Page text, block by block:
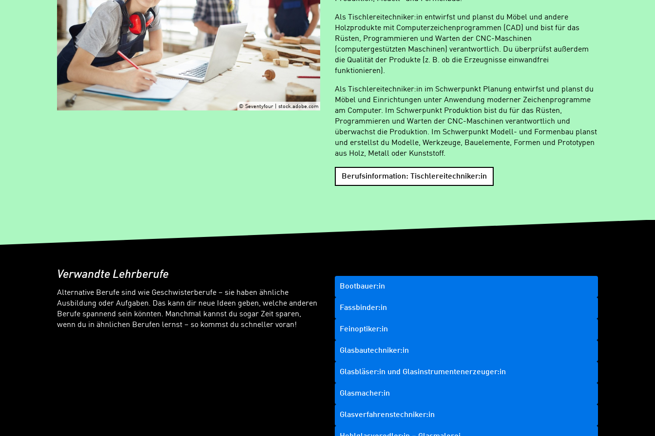
© Seventyfour | stock.adobe.com
Als Tischlereitechniker:in entwirfst und planst du Möbel und andere
Holzprodukte mit Computerzeichenprogrammen (CAD) und bist für das
Rüsten, Programmieren und Warten der CNC-Maschinen
(computergestützten Maschinen) verantwortlich. Du überprüfst außerdem
die Qualität der Produkte (z. B. ob die Erzeugnisse einwandfrei
funktionieren).
Als Tischlereitechniker:in im Schwerpunkt Planung entwirfst und planst du
Möbel und Einrichtungen unter Anwendung moderner Zeichenprogramme
am Computer. Im Schwerpunkt Produktion bist du für das Rüsten,
Programmieren und Warten der CNC-Maschinen verantwortlich und
überwachst die Produktion. Im Schwerpunkt Modell- und Formenbau planst
und erstellst du Modelle, Werkzeuge, Bauelemente, Formen und Prototypen
aus Holz, Metall oder Kunststoff.
Berufsinformation: Tischlereitechniker:in
Verwandte Lehrberufe
Alternative Berufe sind wie Geschwisterberufe – sie haben ähnliche
Ausbildung oder Aufgaben. Das kann dir neue Ideen geben, welche anderen
Berufe spannend sein könnten. Manchmal kannst du sogar Zeit sparen,
wenn du in ähnlichen Berufen lernst – so kommst du schneller voran!
Bootbauer:in
Fassbinder:in
Feinoptiker:in
Glasbautechniker:in
Glasbläser:in und Glasinstrumentenerzeuger:in
Glasmacher:in
Glasverfahrenstechniker:in